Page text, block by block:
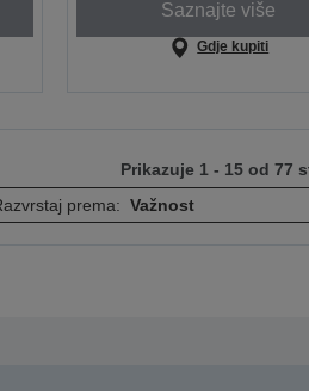
Saznajte više
Gdje kupiti
Prikazuje 1 - 15 od 77
prema: